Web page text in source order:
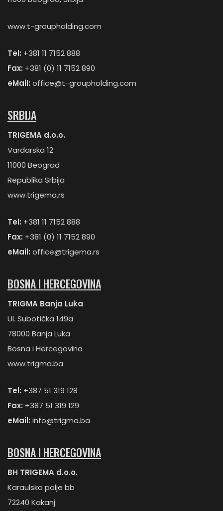
www.t-groupholding.com
Tel: +381 11 7152 888
Fax: +381 (0) 11 7152 890
eMail: office@t-groupholding.com
SRBIJA
TRIGEMA d.o.o.
Vardarska 12
11000 Beograd
Republika Srbija
www.trigema.rs
Tel: +381 11 7152 888
Fax: +381 (0) 11 7152 890
eMail: office@trigema.rs
BOSNA I HERCEGOVINA
TRIGMA Banja Luka
Ul. Subotička 149a
78000 Banja Luka
Bosna i Hercegovina
www.trigma.ba
Tel: +387 51 319 128
Fax: +387 51 319 129
eMail: info@trigma.ba
BOSNA I HERCEGOVINA
BH TRIGEMA d.o.o.
Karaulsko polje bb
72240 Kakanj